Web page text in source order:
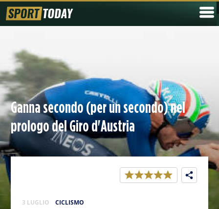
Ganna secondo (per un secondo) nel
prologo del Giro d'Austria
3 LUGLIO CICLISMO